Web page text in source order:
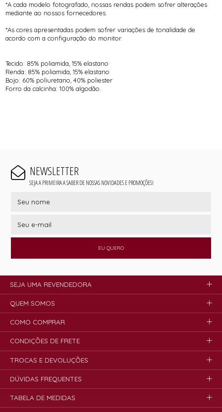
*A cada modelo fotografado, nossas rendas podem sofrer alterações
mediante ao nossos fornecedores.
*As cores apresentadas podem sofrer variações de tonalidade de
acordo com a configuração do monitor.
Tecido: 85% poliamida, 15% elastano
Renda: 85% poliamida, 15% elastano
Bojo: 60% poliuretano, 40% poliester
Forro da calcinha: 100% algodão.
NEWSLETTER
SEJA A PRIMEIRA A SABER DE NOSSAS NOVIDADES E PROMOÇÕES!
EU QUERO
SEJA UMA REVENDEDORA
QUEM SOMOS
COMO COMPRAR
CONDIÇÕES DE FRETE
TROCAS E DEVOLUÇÕES
DÚVIDAS FREQUENTES
TABELA DE MEDIDAS